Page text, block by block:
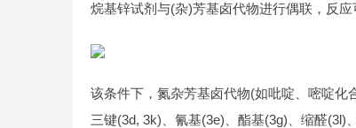
烷基锌试剂与(杂)芳基卤代物进行偶联，反
该条件下，氮杂芳基卤代物(如吡啶、嘧啶化
三键(3d, 3k)、氰基(3e)、酯基(3g)、缩醛